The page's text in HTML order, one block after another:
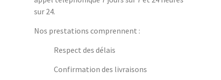
sur 24.
Nos prestations comprennent :
Respect des délais
Confirmation des livraisons